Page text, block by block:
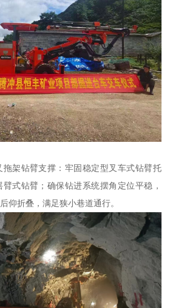
架钻臂支撑：牢固稳定型叉车式钻臂托
式钻臂；确保钻进系统摆角定位平稳，
仰折叠，满足狭小巷道通行。